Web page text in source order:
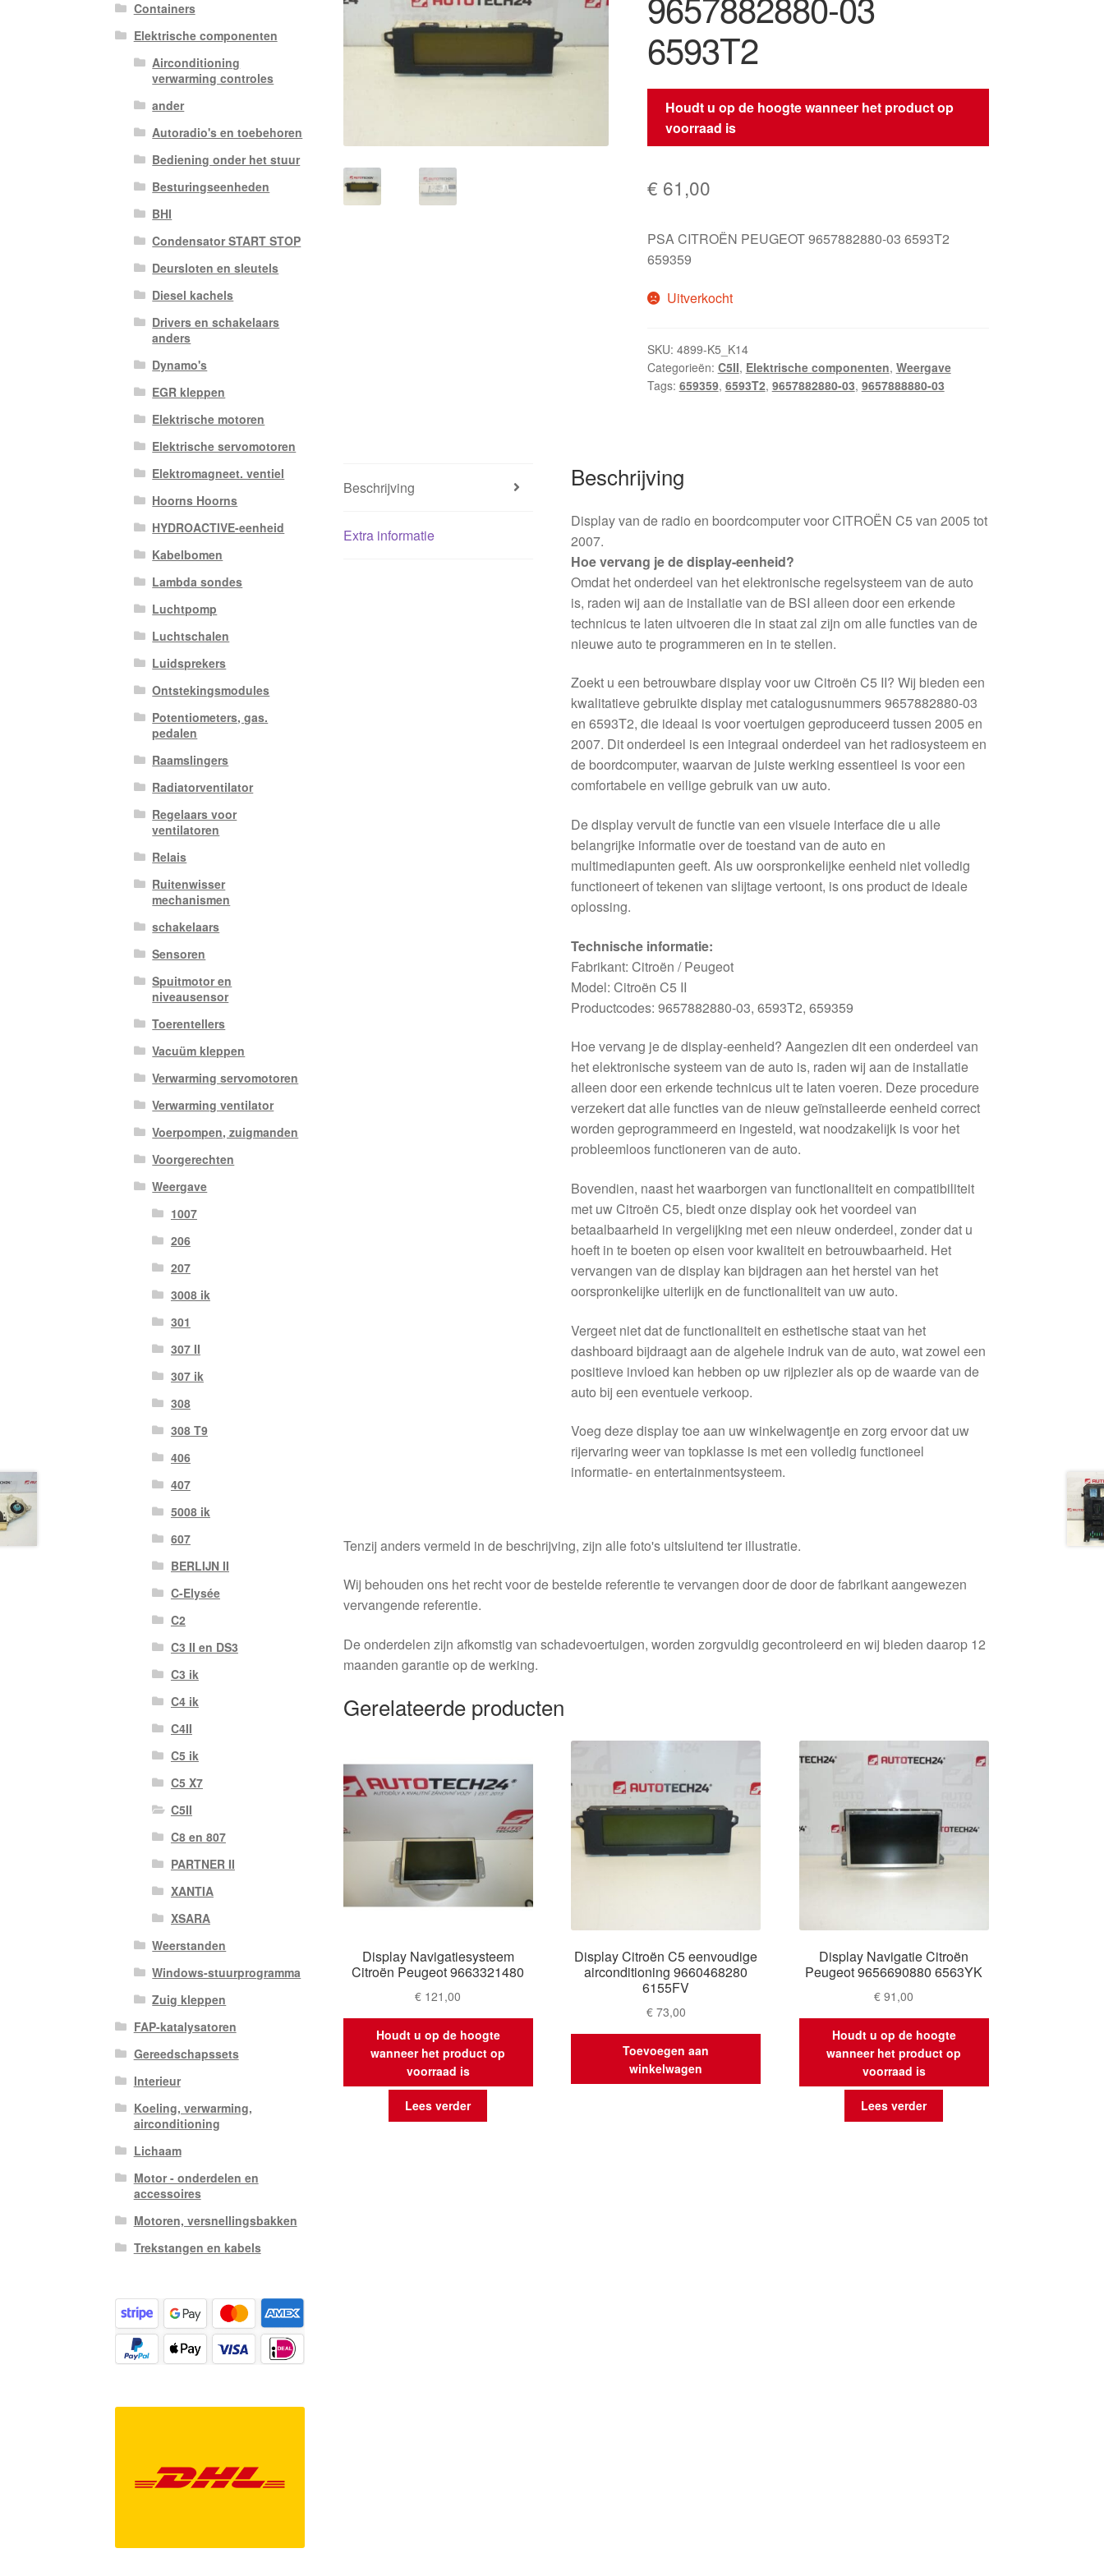
6593T2
Houdt u op de hoogte wanneer het product op
voorraad is
€ 61,00
PSA CITROËN PEUGEOT 9657882880-03 6593T2
659359
Uitverkocht
SKU: 4899-K5_K14
Categorieën: C5II, Elektrische componenten, Weergave
Tags: 659359, 6593T2, 9657882880-03, 9657888880-03
Beschrijving
Extra informatie
Beschrijving
Display van de radio en boordcomputer voor CITROËN C5 van 2005 tot
2007.
Hoe vervang je de display-eenheid?
Omdat het onderdeel van het elektronische regelsysteem van de auto
is, raden wij aan de installatie van de BSI alleen door een erkende
technicus te laten uitvoeren die in staat zal zijn om alle functies van de
nieuwe auto te programmeren en in te stellen.
Zoekt u een betrouwbare display voor uw Citroën C5 II? Wij bieden een
kwalitatieve gebruikte display met catalogusnummers 9657882880-03
en 6593T2, die ideaal is voor voertuigen geproduceerd tussen 2005 en
2007. Dit onderdeel is een integraal onderdeel van het radiosysteem en
de boordcomputer, waarvan de juiste werking essentieel is voor een
comfortabele en veilige gebruik van uw auto.
De display vervult de functie van een visuele interface die u alle
belangrijke informatie over de toestand van de auto en
multimediapunten geeft. Als uw oorspronkelijke eenheid niet volledig
functioneert of tekenen van slijtage vertoont, is ons product de ideale
oplossing.
Technische informatie:
Fabrikant: Citroën / Peugeot
Model: Citroën C5 II
Productcodes: 9657882880-03, 6593T2, 659359
Hoe vervang je de display-eenheid? Aangezien dit een onderdeel van
het elektronische systeem van de auto is, raden wij aan de installatie
alleen door een erkende technicus uit te laten voeren. Deze procedure
verzekert dat alle functies van de nieuw geïnstalleerde eenheid correct
worden geprogrammeerd en ingesteld, wat noodzakelijk is voor het
probleemloos functioneren van de auto.
Bovendien, naast het waarborgen van functionaliteit en compatibiliteit
met uw Citroën C5, biedt onze display ook het voordeel van
betaalbaarheid in vergelijking met een nieuw onderdeel, zonder dat u
hoeft in te boeten op eisen voor kwaliteit en betrouwbaarheid. Het
vervangen van de display kan bijdragen aan het herstel van het
oorspronkelijke uiterlijk en de functionaliteit van uw auto.
Vergeet niet dat de functionaliteit en esthetische staat van het
dashboard bijdraagt aan de algehele indruk van de auto, wat zowel een
positieve invloed kan hebben op uw rijplezier als op de waarde van de
auto bij een eventuele verkoop.
Voeg deze display toe aan uw winkelwagentje en zorg ervoor dat uw
rijervaring weer van topklasse is met een volledig functioneel
informatie- en entertainmentsysteem.
Tenzij anders vermeld in de beschrijving, zijn alle foto's uitsluitend ter illustratie.
Wij behouden ons het recht voor de bestelde referentie te vervangen door de door de fabrikant aangewezen
vervangende referentie.
De onderdelen zijn afkomstig van schadevoertuigen, worden zorgvuldig gecontroleerd en wij bieden daarop 12
maanden garantie op de werking.
Gerelateerde producten
Display Navigatiesysteem
Citroën Peugeot 9663321480
€ 121,00
Houdt u op de hoogte
wanneer het product op
voorraad is
Lees verder
Display Citroën C5 eenvoudige
airconditioning 9660468280
6155FV
€73,00
Toevoegen aan
winkelwagen
Display Navigatie Citroën
Peugeot 9656690880 6563YK
€ 91,00
Houdt u op de hoogte
wanneer het product op
voorraad is
Lees verder
Containers
Elektrische componenten
Airconditioning
verwarming controles
ander
Autoradio's en toebehoren
Bediening onder het stuur
Besturingseenheden
BHI
Condensator START STOP
Deursloten en sleutels
Diesel kachels
Drivers en schakelaars
anders
Dynamo's
EGR kleppen
Elektrische motoren
Elektrische servomotoren
Elektromagneet. ventiel
Hoorns Hoorns
HYDROACTIVE-eenheid
Kabelbomen
Lambda sondes
Luchtpomp
Luchtschalen
Luidsprekers
Ontstekingsmodules
Potentiometers, gas.
pedalen
Raamslingers
Radiatorventilator
Regelaars voor
ventilatoren
Relais
Ruitenwisser
mechanismen
schakelaars
Sensoren
Spuitmotor en
niveausensor
Toerentellers
Vacuüm kleppen
Verwarming servomotoren
Verwarming ventilator
Voerpompen, zuigmanden
Voorgerechten
Weergave
1007
206
207
3008 ik
301
307 II
307 ik
308
308 T9
406
407
5008 ik
607
BERLIJN II
C-Elysée
C2
C3 II en DS3
C3 ik
C4 ik
C4II
C5 ik
C5 X7
C5II
C8 en 807
PARTNER II
XANTIA
XSARA
Weerstanden
Windows-stuurprogramma
Zuig kleppen
FAP-katalysatoren
Gereedschapssets
Interieur
Koeling, verwarming,
airconditioning
Lichaam
Motor - onderdelen en
accessoires
Motoren, versnellingsbakken
Trekstangen en kabels